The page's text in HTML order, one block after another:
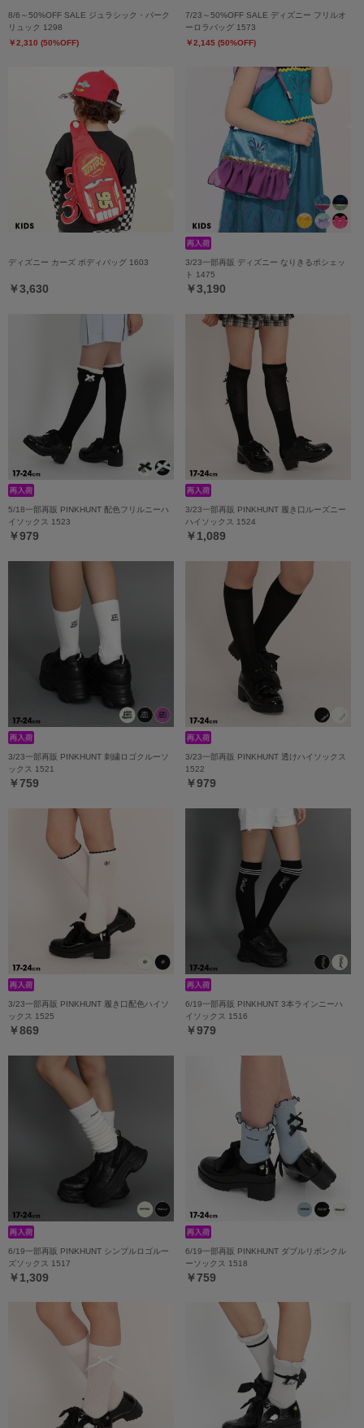
8/6～50%OFF SALE ジュラシック・パーク
リュック 1298
￥2,310 (50%OFF)
7/23～50%OFF SALE ディズニー フリルオ
ーロラバッグ 1573
￥2,145 (50%OFF)
ディズニー カーズ ボディバッグ 1603
￥3,630
3/23一部再販 ディズニー なりきるポシェッ
ト 1475
￥3,190
5/18一部再販 PINKHUNT 配色フリルニーハ
イソックス 1523
￥979
3/23一部再販 PINKHUNT 履き口ルーズニー
ハイソックス 1524
￥1,089
3/23一部再販 PINKHUNT 刺繍ロゴクルーソ
ックス 1521
￥759
3/23一部再販 PINKHUNT 透けハイソックス
1522
￥979
3/23一部再販 PINKHUNT 履き口配色ハイソ
ックス 1525
￥869
6/19一部再販 PINKHUNT 3本ラインニーハ
イソックス 1516
￥979
6/19一部再販 PINKHUNT シンプルロゴルー
ズソックス 1517
￥1,309
6/19一部再販 PINKHUNT ダブルリボンクル
ーソックス 1518
￥759